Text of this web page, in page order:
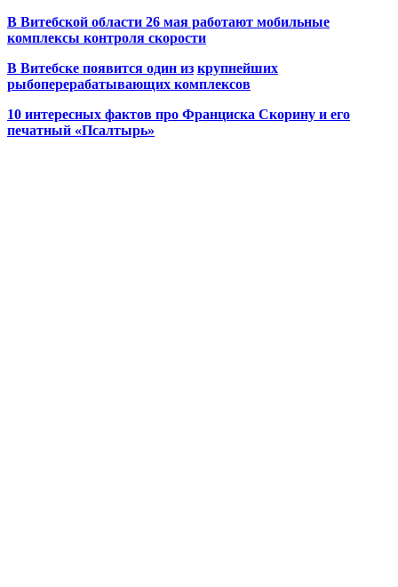
В Витебской области 26 мая работают мобильные
комплексы контроля скорости
В Витебске появится один из крупнейших
рыбоперерабатывающих комплексов
10 интересных фактов про Франциска Скорину и его
печатный «Псалтырь»